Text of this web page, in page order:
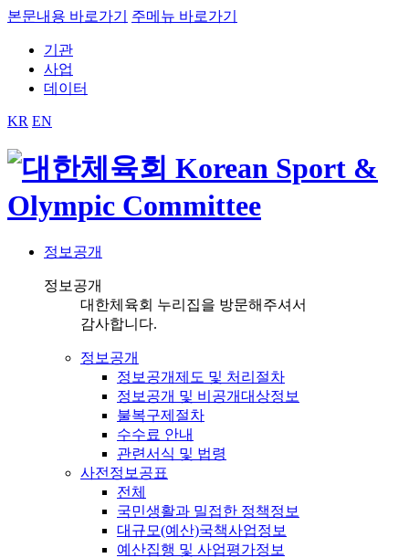
본문내용 바로가기 주메뉴 바로가기
기관
사업
데이터
KR EN
정보공개
정보공개
대한체육회 누리집을 방문해주셔서
감사합니다.
정보공개
정보공개제도 및 처리절차
정보공개 및 비공개대상정보
불복구제절차
수수료 안내
관련서식 및 법령
사전정보공표
전체
국민생활과 밀접한 정책정보
대규모(예산)국책사업정보
예산집행 및 사업평가정보